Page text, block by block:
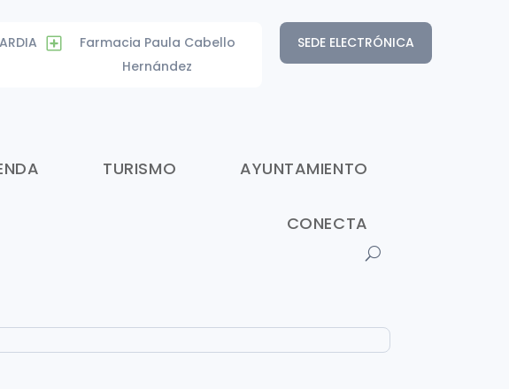
SEDE ELECTRÓNICA
Farmacia Paula Cabello
Hernández
TURISMO AYUNTAMIENTO
CONECTA